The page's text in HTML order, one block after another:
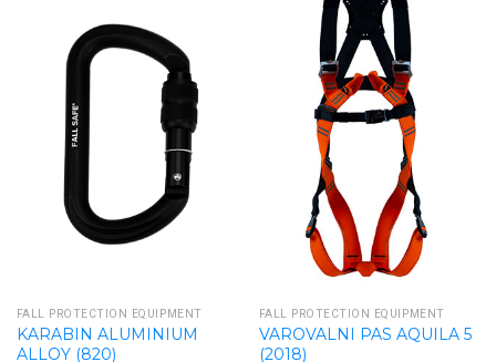
FALL PROTECTION EQUIPMENT
KARABIN ALUMINIUM
ALLOY (820)
FALL PROTECTION EQUIPMENT
VAROVALNI PAS AQUILA 5
(2018)